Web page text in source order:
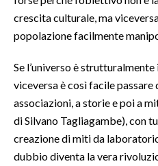
crescita culturale, ma
popolazione facilmente
Se l’universo è
viceversa è così facile passare
associazioni, a storie e poi a
di Silvano Tagliagambe), con
creazione di miti da
dubbio diventa la vera